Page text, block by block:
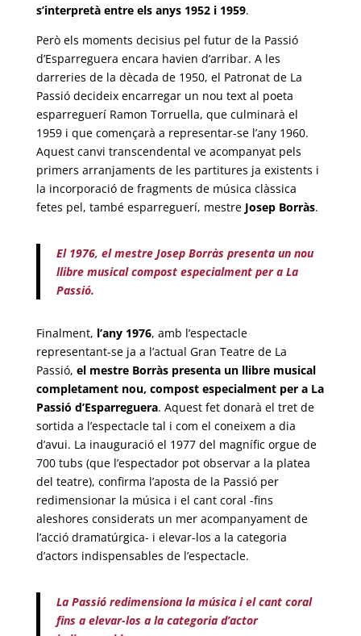
s’interpretà entre els anys 1952 i 1959.
Però els moments decisius pel futur de la Passió
d’Esparreguera encara havien d’arribar. A les
darreries de la dècada de 1950, el Patronat de La
Passió decideix encarregar un nou text al poeta
esparreguerí Ramon Torruella, que culminarà el
1959 i que començarà a representar-se l’any 1960.
Aquest canvi transcendental ve acompanyat pels
primers arranjaments de les partitures ja existents i
la incorporació de fragments de música clàssica
fetes pel, també esparreguerí, mestre Josep Borràs.
El 1976, el mestre Josep Borràs presenta un nou
llibre musical compost especialment per a La
Passió.
Finalment, l’any 1976, amb l’espectacle
representant-se ja a l’actual Gran Teatre de La
Passió, el mestre Borràs presenta un llibre musical
completament nou, compost especialment per a La
Passió d’Esparreguera. Aquest fet donarà el tret de
sortida a l’espectacle tal i com el coneixem a dia
d’avui. La inauguració el 1977 del magnífic orgue de
700 tubs (que l’espectador pot observar a la platea
del teatre), confirma l’aposta de la Passió per
redimensionar la música i el cant coral -fins
aleshores considerats un mer acompanyament de
l’acció dramatúrgica- i elevar-los a la categoria
d’actors indispensables de l’espectacle.
La Passió redimensiona la música i el cant coral
fins a elevar-los a la categoria d’actor